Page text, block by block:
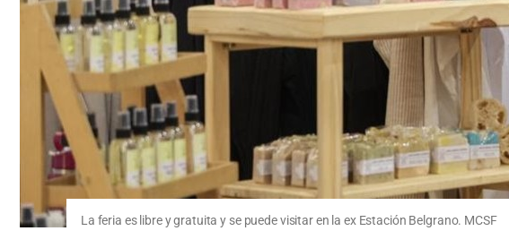
La feria es libre y gratuita y se puede visitar en la ex Estación Belgrano. MCSF